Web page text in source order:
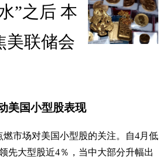
”之后 本
美联储会
美国小型股表现
燃市场对美国小型股的关注。自4月低
先大型股近4％，当中大部分升幅出